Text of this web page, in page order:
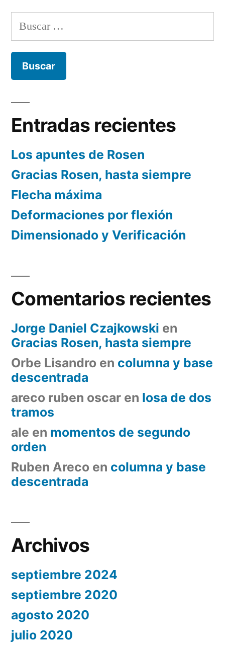
de
entradas
Buscar:
Entradas recientes
Los apuntes de Rosen
Gracias Rosen, hasta siempre
Flecha máxima
Deformaciones por flexión
Dimensionado y Verificación
Comentarios recientes
Jorge Daniel Czajkowski en
Gracias Rosen, hasta siempre
Orbe Lisandro en columna y base
descentrada
areco ruben oscar en losa de dos
tramos
ale en momentos de segundo
orden
Ruben Areco en columna y base
descentrada
Archivos
septiembre 2024
septiembre 2020
agosto 2020
julio 2020